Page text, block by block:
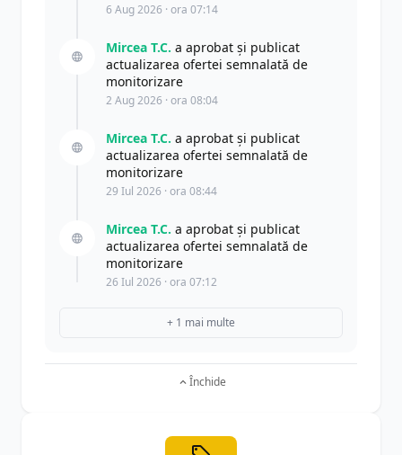
6 Aug 2026 · ora 07:14
Mircea T.C. a aprobat și publicat
actualizarea ofertei semnalată de
monitorizare
2 Aug 2026 · ora 08:04
Mircea T.C. a aprobat și publicat
actualizarea ofertei semnalată de
monitorizare
29 Iul 2026 · ora 08:44
Mircea T.C. a aprobat și publicat
actualizarea ofertei semnalată de
monitorizare
26 Iul 2026 · ora 07:12
+ 1 mai multe
Închide